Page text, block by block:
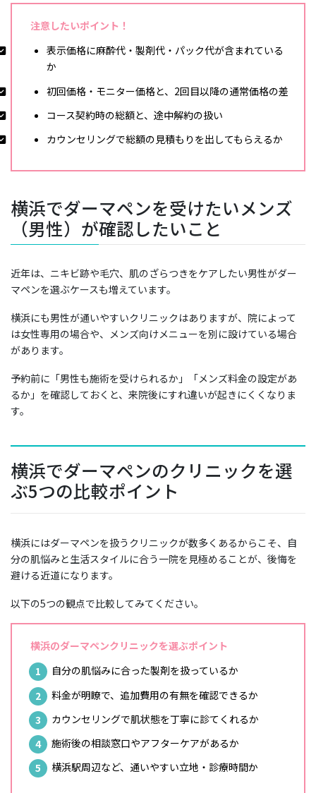
注意したいポイント！
表示価格に麻酔代・製剤代・パック代が含まれている
か
初回価格・モニター価格と、2回目以降の通常価格の差
コース契約時の総額と、途中解約の扱い
カウンセリングで総額の見積もりを出してもらえるか
横浜でダーマペンを受けたいメンズ
（男性）が確認したいこと
近年は、ニキビ跡や毛穴、肌のざらつきをケアしたい男性がダー
マペンを選ぶケースも増えています。
横浜にも男性が通いやすいクリニックはありますが、院によって
は女性専用の場合や、メンズ向けメニューを別に設けている場合
があります。
予約前に「男性も施術を受けられるか」「メンズ料金の設定があ
るか」を確認しておくと、来院後にすれ違いが起きにくくなりま
す。
横浜でダーマペンのクリニックを選
ぶ5つの比較ポイント
横浜にはダーマペンを扱うクリニックが数多くあるからこそ、自
分の肌悩みと生活スタイルに合う一院を見極めることが、後悔を
避ける近道になります。
以下の5つの観点で比較してみてください。
横浜のダーマペンクリニックを選ぶポイント
自分の肌悩みに合った製剤を扱っているか
料金が明瞭で、追加費用の有無を確認できるか
カウンセリングで肌状態を丁寧に診てくれるか
施術後の相談窓口やアフターケアがあるか
横浜駅周辺など、通いやすい立地・診療時間か